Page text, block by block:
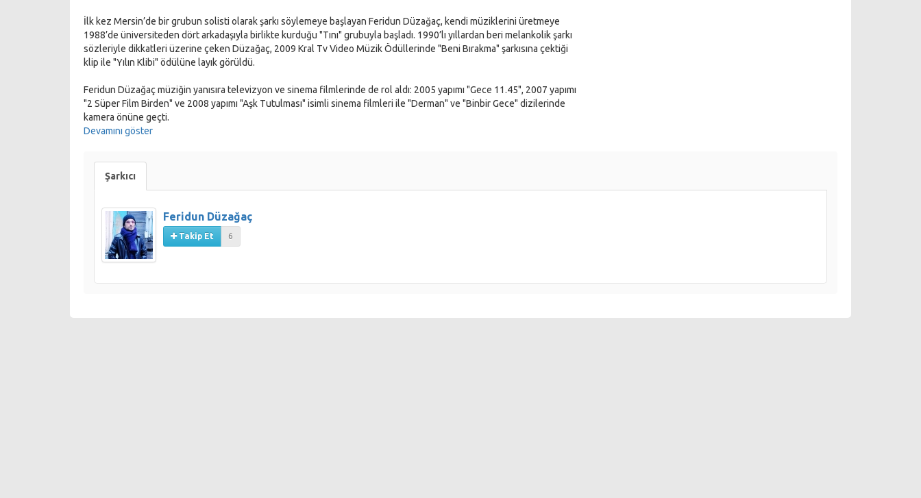
İlk kez Mersin’de bir grubun solisti olarak şarkı söylemeye başlayan Feridun Düzağaç, kendi müziklerini üretmeye
1988’de üniversiteden dört arkadaşıyla birlikte kurduğu "Tını" grubuyla başladı. 1990’lı yıllardan beri melankolik şarkı
sözleriyle dikkatleri üzerine çeken Düzağaç, 2009 Kral Tv Video Müzik Ödüllerinde "Beni Bırakma" şarkısına çektiği
klip ile "Yılın Klibi" ödülüne layık görüldü.
Feridun Düzağaç müziğin yanısıra televizyon ve sinema filmlerinde de rol aldı: 2005 yapımı "Gece 11.45", 2007 yapımı
"2 Süper Film Birden" ve 2008 yapımı "Aşk Tutulması" isimli sinema filmleri ile "Derman" ve "Binbir Gece" dizilerinde
kamera önüne geçti.
Bilet al:http://www.biletix.com/biletsec/RJR16/TURKIYE/tr
Devamını göster
Şarkıcı
Feridun Düzağaç
Takip Et 6